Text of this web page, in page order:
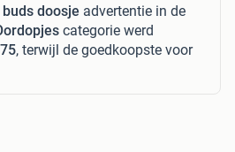
doosje advertentie in de
categorie werd
, terwijl de goedkoopste voor